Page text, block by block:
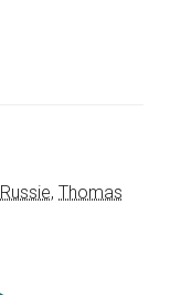
Russie, Thomas